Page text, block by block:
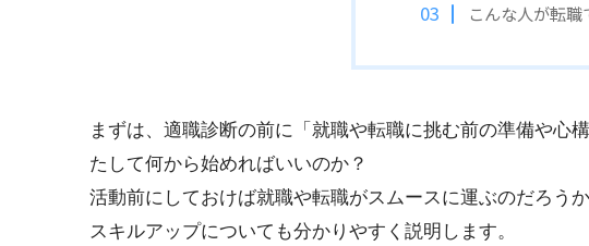
こんな人が転
まずは、適職診断の前に「就職や転職に挑む前の準備や心
たして何から始めればいいのか？
活動前にしておけば就職や転職がスムースに運ぶのだろう
スキルアップについても分かりやすく説明します。